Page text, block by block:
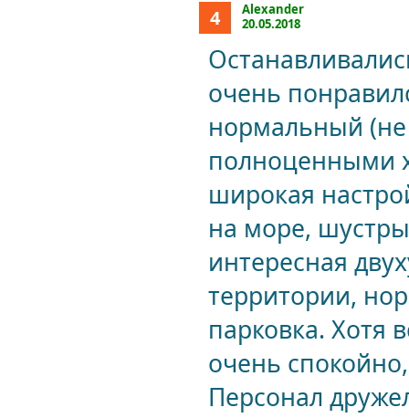
4
Alexander
20.05.2018
очень
нормальный (не
полноценными
широкая
на море,
интересная
территории,
парковка. Хотя
очень
Персонал